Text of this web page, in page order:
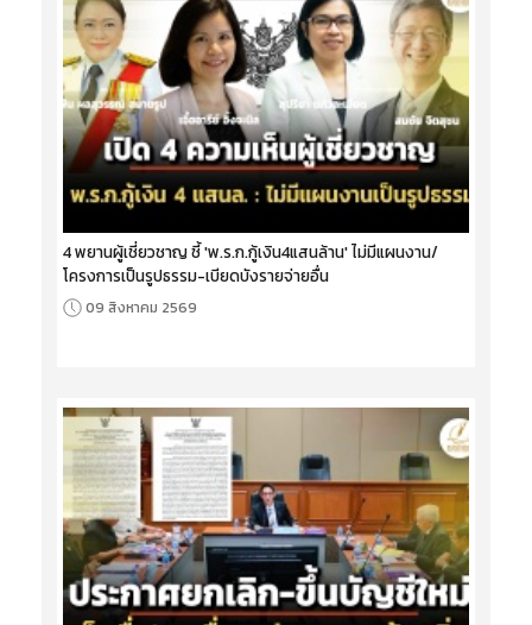
4 พยานผู้เชี่ยวชาญ ชี้ 'พ.ร.ก.กู้เงิน4แสนล้าน' ไม่มีแผนงาน/
โครงการเป็นรูปธรรม-เบียดบังรายจ่ายอื่น
09 สิงหาคม 2569